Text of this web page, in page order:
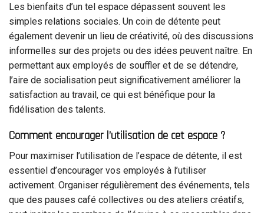
Les bienfaits d’un tel espace dépassent souvent les
simples relations sociales. Un coin de détente peut
également devenir un lieu de créativité, où des discussions
informelles sur des projets ou des idées peuvent naître. En
permettant aux employés de souffler et de se détendre,
l’aire de socialisation peut significativement améliorer la
satisfaction au travail, ce qui est bénéfique pour la
fidélisation des talents.
Comment encourager l’utilisation de cet espace ?
Pour maximiser l’utilisation de l’espace de détente, il est
essentiel d’encourager vos employés à l’utiliser
activement. Organiser régulièrement des événements, tels
que des pauses café collectives ou des ateliers créatifs,